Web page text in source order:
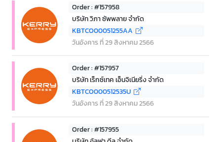
Order : #157958
บริษัท วิภา ซัพพลาย จำกัด
KBTCO00051255AA
วันอังคาร ที่ 29 สิงหาคม 2566
Order : #157957
บริษัท เร็กซ์เทค เอ็นจิเนียริ่ง จำกัด
KBTCO000512535U
วันอังคาร ที่ 29 สิงหาคม 2566
Order : #157955